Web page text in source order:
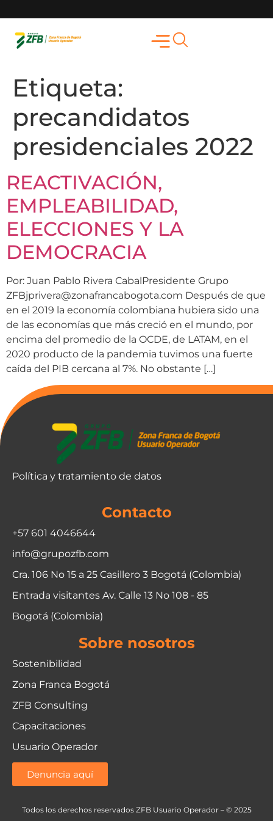
Etiqueta:
precandidatos
presidenciales 2022
REACTIVACIÓN,
EMPLEABILIDAD,
ELECCIONES Y LA
DEMOCRACIA
Por: Juan Pablo Rivera CabalPresidente Grupo
ZFBjprivera@zonafrancabogota.com Después de que
en el 2019 la economía colombiana hubiera sido una
de las economías que más creció en el mundo, por
encima del promedio de la OCDE, de LATAM, en el
2020 producto de la pandemia tuvimos una fuerte
caída del PIB cercana al 7%. No obstante […]
Política y tratamiento de datos
Contacto
+57 601 4046644
info@grupozfb.com
Cra. 106 No 15 a 25 Casillero 3 Bogotá (Colombia)
Entrada visitantes Av. Calle 13 No 108 - 85
Bogotá (Colombia)
Sobre nosotros
Sostenibilidad
Zona Franca Bogotá
ZFB Consulting
Capacitaciones
Usuario Operador
Denuncia aquí
Todos los derechos reservados ZFB Usuario Operador – © 2025